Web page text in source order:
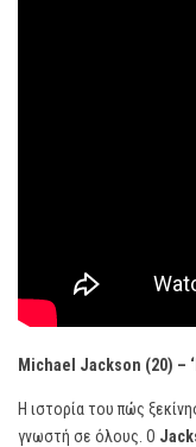
Michael Jackson (20) –
Η ιστορία του πώς
γνωστή σε όλους. Ο